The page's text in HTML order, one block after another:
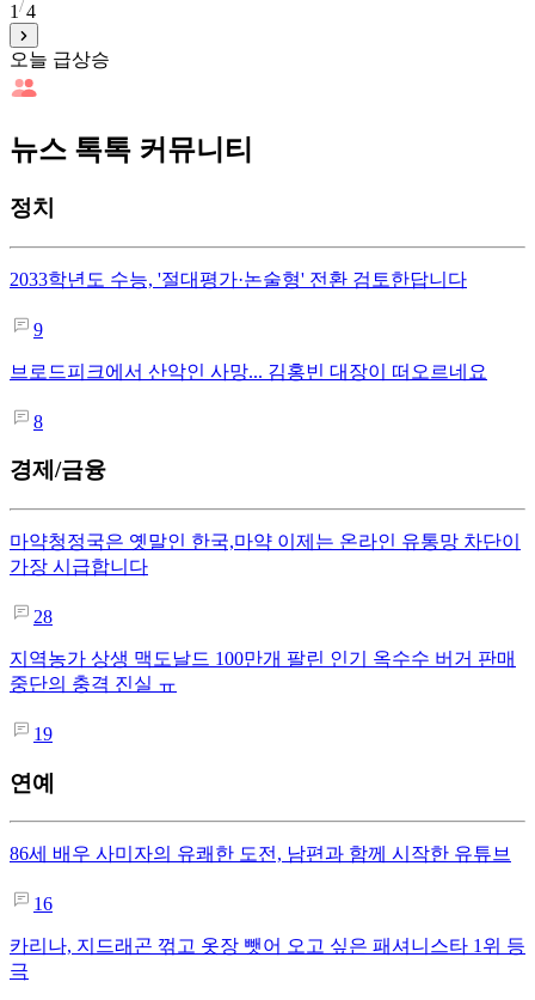
1 4
오늘 급상승
뉴스 톡톡 커뮤니티
정치
2033학년도 수능, '절대평가·논술형' 전환 검토한답니다
9
브로드피크에서 산악인 사망... 김홍빈 대장이 떠오르네요
8
경제/금융
마약청정국은 옛말인 한국,마약 이제는 온라인 유통망 차단이
가장 시급합니다
28
지역농가 상생 맥도날드 100만개 팔린 인기 옥수수 버거 판매
중단의 충격 진실 ㅠ
19
연예
86세 배우 사미자의 유쾌한 도전, 남편과 함께 시작한 유튜브
16
카리나, 지드래곤 꺾고 옷장 뺏어 오고 싶은 패셔니스타 1위 등
극